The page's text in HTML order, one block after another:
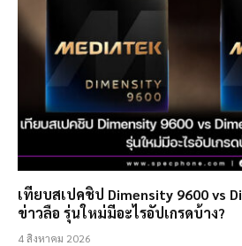
เทียบสเปคชิป Dimensity 9600 vs
ข่าวลือ รุ่นใหม่มีอะไรอัปเกรดบ้าง?
4 สิงหาคม 2026